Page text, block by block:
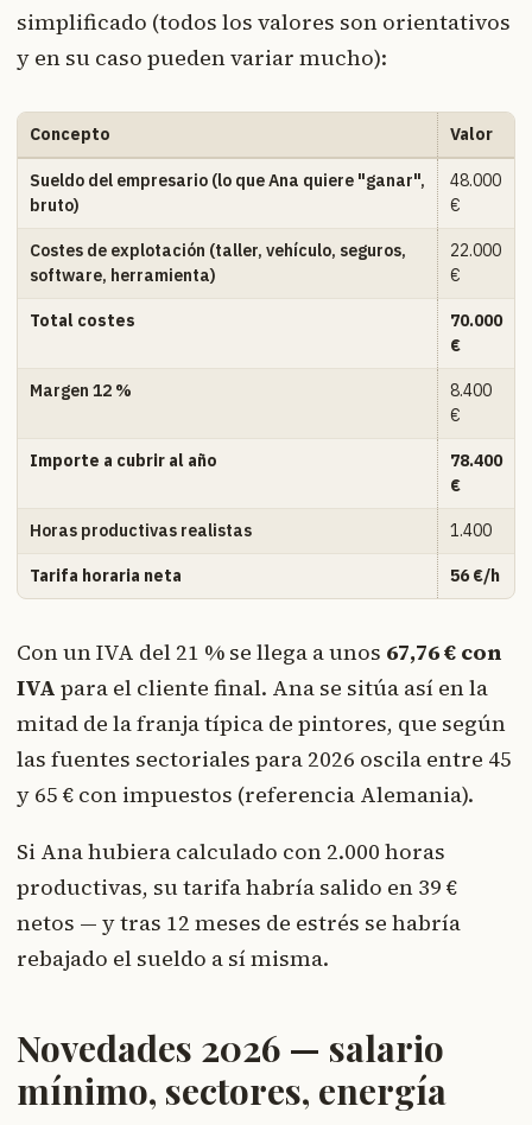
simplificado (todos los valores son orientativos
y en su caso pueden variar mucho):
Concepto Valor
Sueldo del empresario (lo que Ana quiere "ganar",
bruto)
48.000
€
Costes de explotación (taller, vehículo, seguros,
software, herramienta)
22.000
€
Total costes
70.000
€
Margen 12 %
8.400
€
Importe a cubrir al año
78.400
€
Horas productivas realistas 1.400
Tarifa horaria neta 56 €/h
Con un IVA del 21 % se llega a unos 67,76 € con
IVA para el cliente final. Ana se sitúa así en la
mitad de la franja típica de pintores, que según
las fuentes sectoriales para 2026 oscila entre 45
y 65 € con impuestos (referencia Alemania).
Si Ana hubiera calculado con 2.000 horas
productivas, su tarifa habría salido en 39 €
netos — y tras 12 meses de estrés se habría
rebajado el sueldo a sí misma.
Novedades 2026 — salario
mínimo, sectores, energía